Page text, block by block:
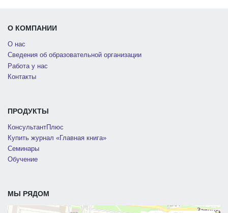
О КОМПАНИИ
О нас
Сведения об образовательной организации
Работа у нас
Контакты
ПРОДУКТЫ
КонсультантПлюс
Купить журнал «Главная книга»
Семинары
Обучение
МЫ РЯДОМ